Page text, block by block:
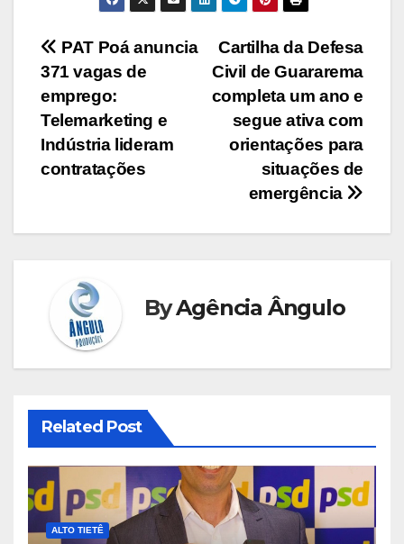
Navegação
de
Post
Cartilha da Defesa
Civil de Guararema
completa um ano e
segue ativa com
orientações para
situações de
emergência
PAT Poá anuncia
371 vagas de
emprego:
Telemarketing e
Indústria lideram
contratações
ByAgência Ângulo
Related Post
ALTO TIETÊ